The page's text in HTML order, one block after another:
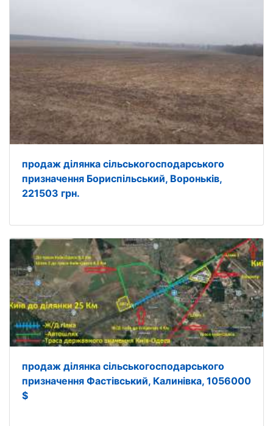
продаж ділянка сільськогосподарського
призначення Бориспільський, Вороньків,
221503 грн.
продаж ділянка сільськогосподарського
призначення Фастівський, Калинівка, 1056000
$